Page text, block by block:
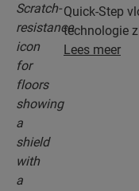
Quick-Step
technologie
krassen dan
Lees meer